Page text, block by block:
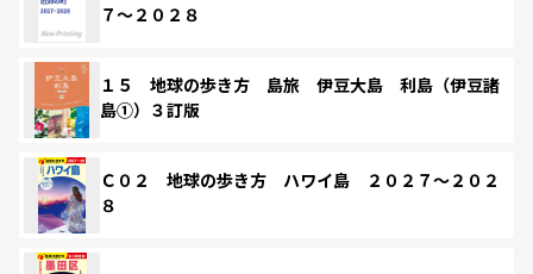
７～２０２８
１５ 地球の歩き方 島旅 伊豆大島 利島（伊豆諸
島①）３訂版
Ｃ０２ 地球の歩き方 ハワイ島 ２０２７～２０２
８